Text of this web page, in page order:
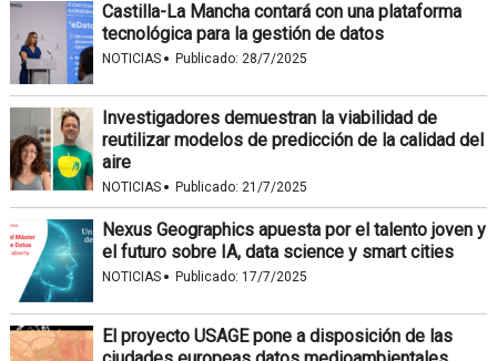
Castilla-La Mancha contará con una plataforma
tecnológica para la gestión de datos
NOTICIAS · Publicado: 28/7/2025
Investigadores demuestran la viabilidad de
reutilizar modelos de predicción de la calidad del
aire
NOTICIAS · Publicado: 21/7/2025
Nexus Geographics apuesta por el talento joven y
el futuro sobre IA, data science y smart cities
NOTICIAS · Publicado: 17/7/2025
El proyecto USAGE pone a disposición de las